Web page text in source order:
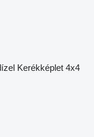
Kerékképlet 4x4